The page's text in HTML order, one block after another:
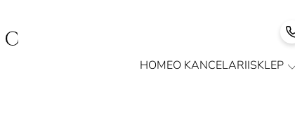
HOMEO KANCELARIISKLEP